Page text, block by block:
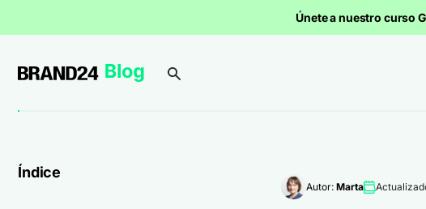
Únete a nuestro curso
Índice
Autor: Marta